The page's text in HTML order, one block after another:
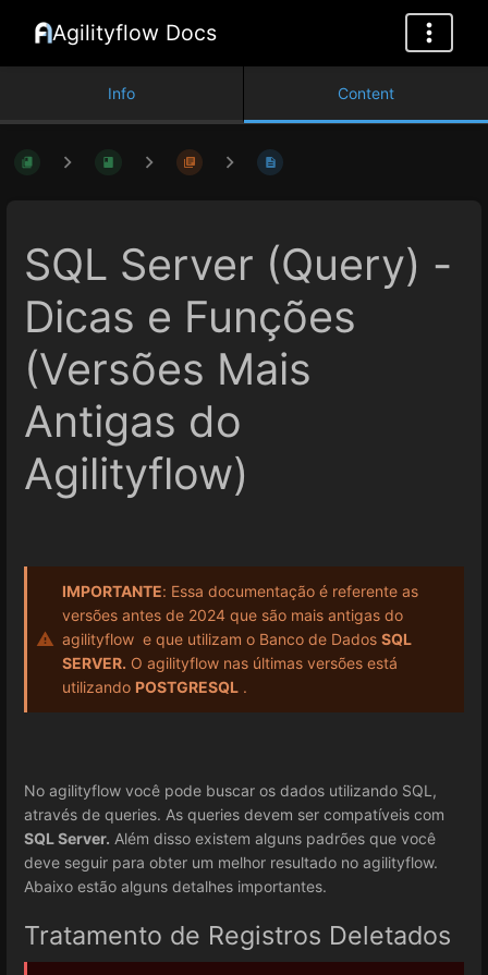
Agilityflow Docs
Info Content
SQL Server (Query) -
Dicas e Funções
(Versões Mais
Antigas do
Agilityflow)
IMPORTANTE: Essa documentação é referente as
versões antes de 2024 que são mais antigas do
agilityflow e que utilizam o Banco de Dados SQL
SERVER. O agilityflow nas últimas versões está
utilizando POSTGRESQL .
No agilityflow você pode buscar os dados utilizando SQL,
através de queries. As queries devem ser compatíveis com
SQL Server. Além disso existem alguns padrões que você
deve seguir para obter um melhor resultado no agilityflow.
Abaixo estão alguns detalhes importantes.
Tratamento de Registros Deletados